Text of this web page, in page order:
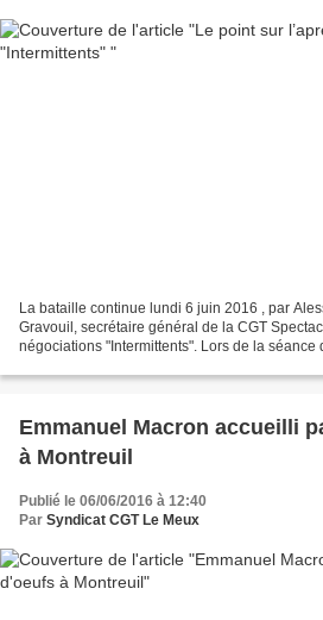
La bataille continue lundi 6 juin 2016 , par
Gravouil, secrétaire général de la CGT
négociations "Intermittents". Lors de la séance
Emmanuel Macron accueilli
à Montreuil
Publié le 06/06/2016 à 12:40
Par Syndicat CGT Le Meux